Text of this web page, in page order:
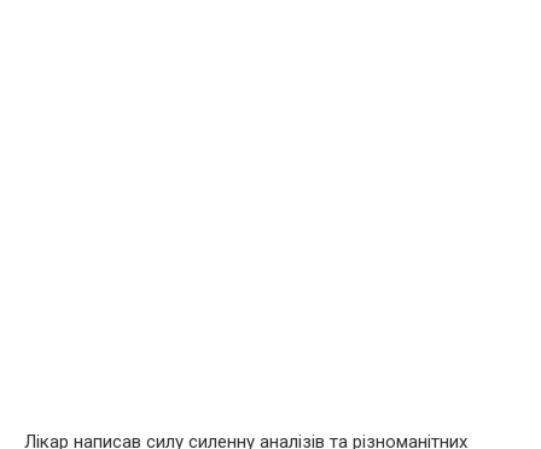
Лікар написав силу силенну аналізів та різноманітних